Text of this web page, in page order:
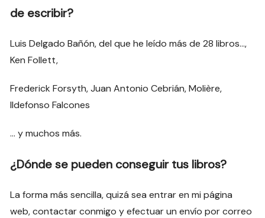
de escribir?
Luis Delgado Bañón, del que he leído más de 28 libros…,
Ken Follett,
Frederick Forsyth, Juan Antonio Cebrián, Molière,
Ildefonso Falcones
… y muchos más.
¿Dónde se pueden conseguir tus libros?
La forma más sencilla, quizá sea entrar en mi página
web, contactar conmigo y efectuar un envío por correo